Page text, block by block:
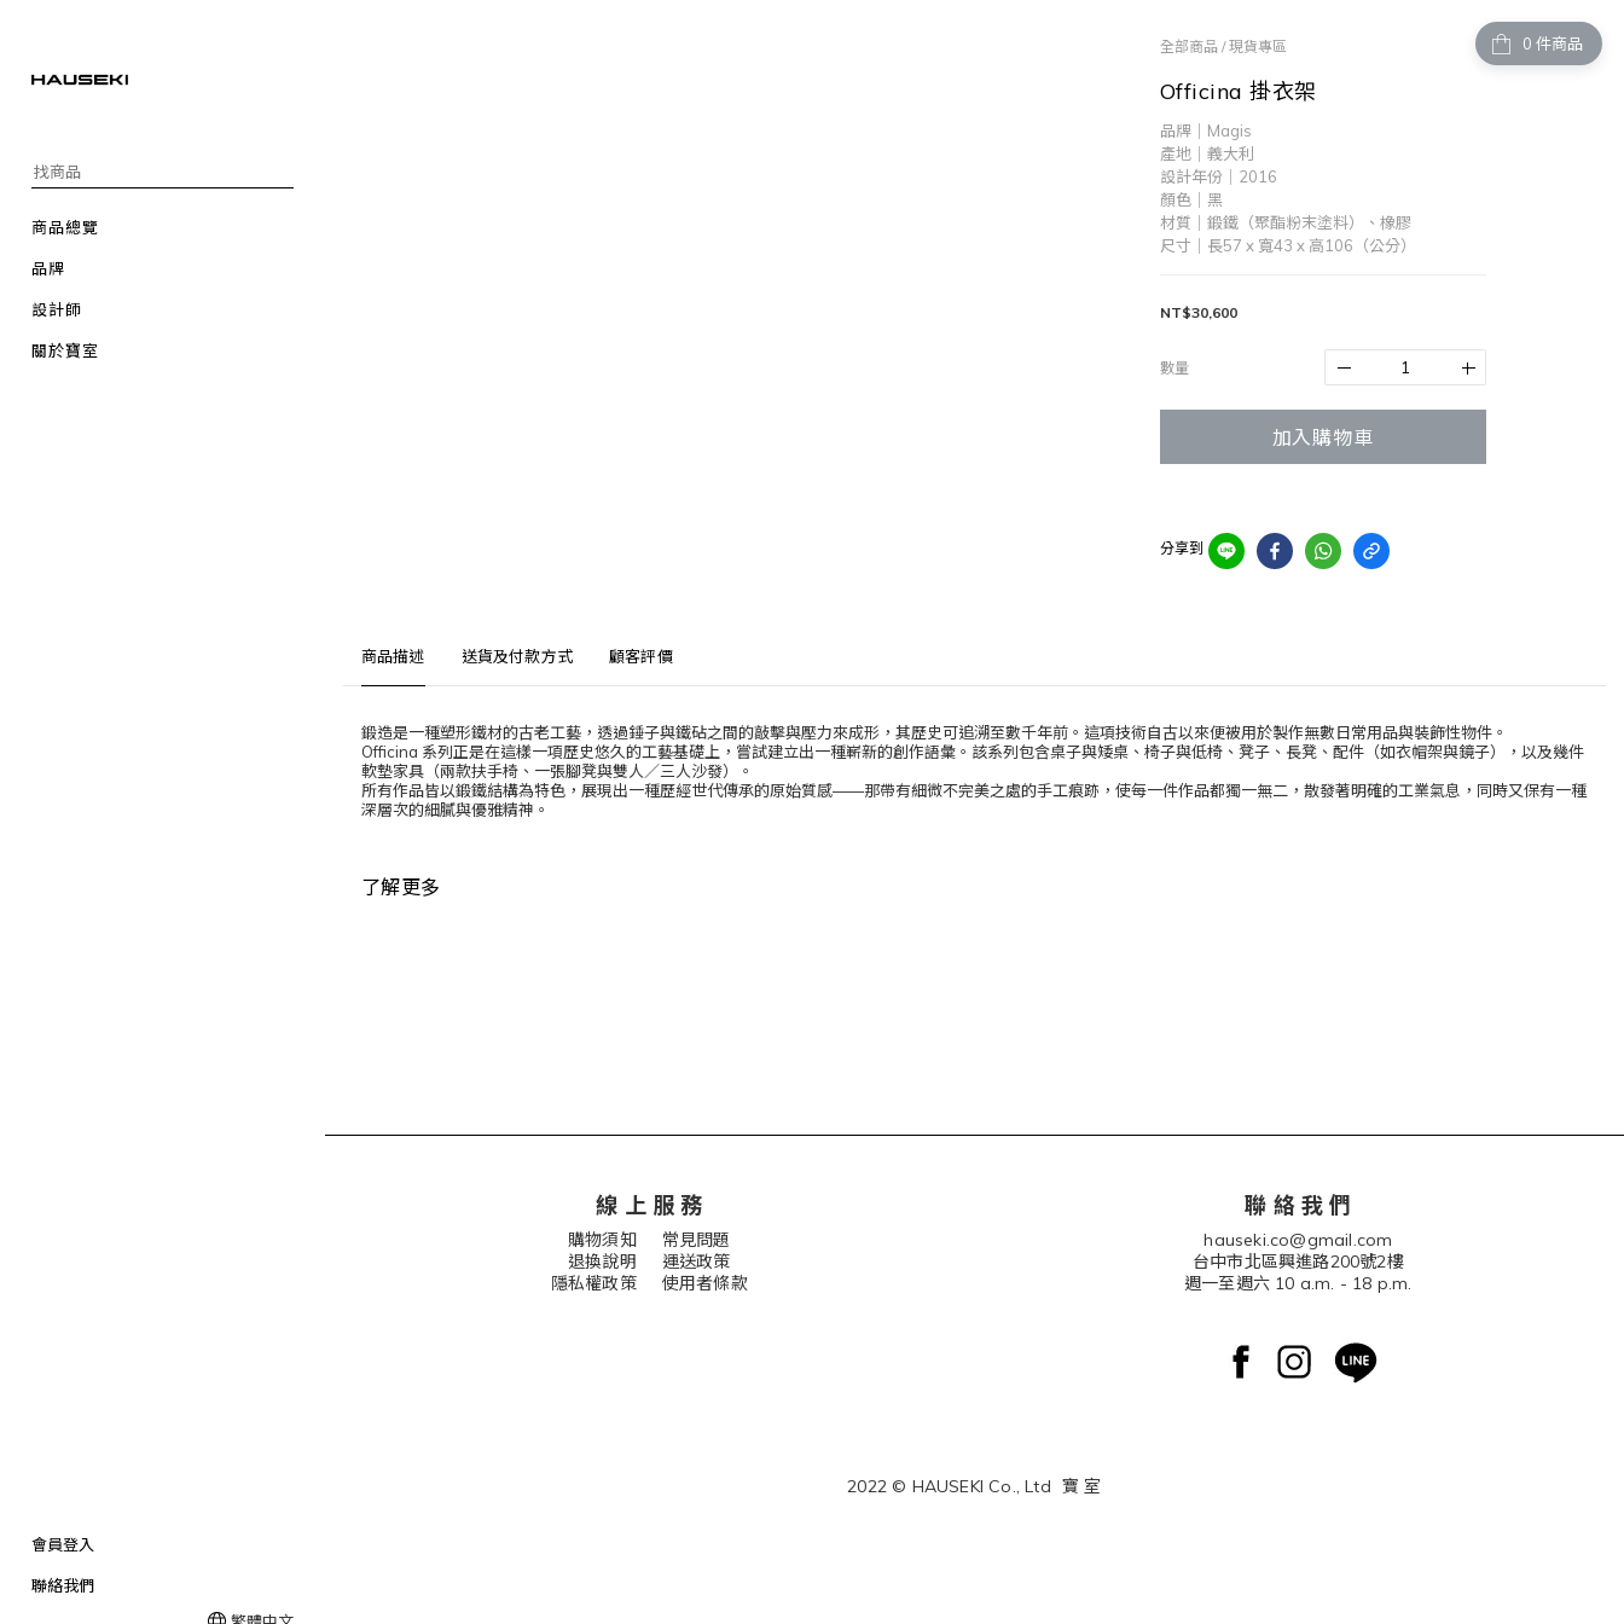
商品總覽
品牌
設計師
關於寶室
會員登入
聯絡我們
件商品
全部商品 /現貨專區
Officina 掛衣架
品牌｜Magis
產地｜義大利
設計年份｜2016
顏色｜黑
材質｜鍛鐵（聚酯粉末塗料）、橡膠
尺寸｜長57 x 寬43 x 高106（公分）
NT$30,600
數量
加入購物車
分享到
商品描述 送貨及付款方式 顧客評價
鍛造是一種塑形鐵材的古老工藝，透過錘子與鐵砧之間的敲擊與壓力來成形，其歷史可追溯至數千年前。這項技術自古以來便被用於製作無數日常用品與裝飾性物件。
Officina 系列正是在這樣一項歷史悠久的工藝基礎上，嘗試建立出一種嶄新的創作語彙。該系列包含桌子與矮桌、椅子與低椅、凳子、長凳、配件（如衣帽架與鏡子），以及幾件
軟墊家具（兩款扶手椅、一張腳凳與雙人／三人沙發）。
所有作品皆以鍛鐵結構為特色，展現出一種歷經世代傳承的原始質感——那帶有細微不完美之處的手工痕跡，使每一件作品都獨一無二，散發著明確的工業氣息，同時又保有一種
深層次的細膩與優雅精神。
了解更多
線 上 服 務
購物須知常見問題
退換說明
運送政策
隱私權政策 使用者條款
聯 絡 我 們
hauseki.co@gmail.com
台中市北區興進路200號2樓
週一至週六 10 a.m. - 18 p.m.
2022 © HAUSEKI Co., Ltd 寶 室